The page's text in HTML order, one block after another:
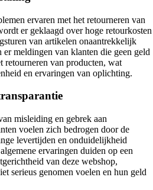
ervaren met het retourneren van
er geklaagd over hoge retourkosten
van artikelen onaantrekkelijk
meldingen van klanten die geen geld
retourneren van producten, wat
en ervaringen van oplichting.
misleiding en gebrek aan
voelen zich bedrogen door de
levertijden en onduidelijkheid
ervaringen duiden op een
van deze webshop,
serieus genomen voelen en hun geld